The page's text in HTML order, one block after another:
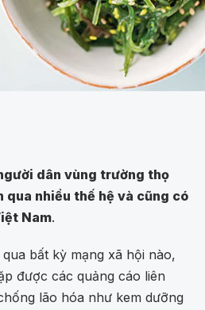
dân vùng trường thọ
qua nhiều thế hệ và cũng có
Nam.
bất kỳ mạng xã hội nào,
được các quảng cáo liên
lão hóa như kem dưỡng